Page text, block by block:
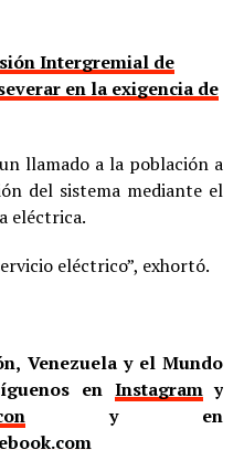
Intergremial de
en la exigencia de
llamado a la población a
del sistema mediante el
eléctrica.
eléctrico”, exhortó.
Venezuela y el Mundo
en Instagramy
y en